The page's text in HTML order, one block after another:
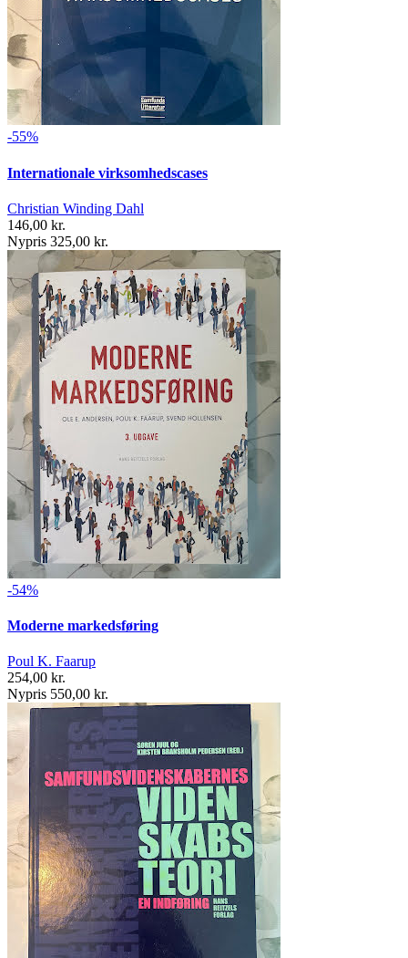
-55%
Internationale virksomhedscases
Christian Winding Dahl
146,00 kr.
Nypris 325,00 kr.
-54%
Moderne markedsføring
Poul K. Faarup
254,00 kr.
Nypris 550,00 kr.